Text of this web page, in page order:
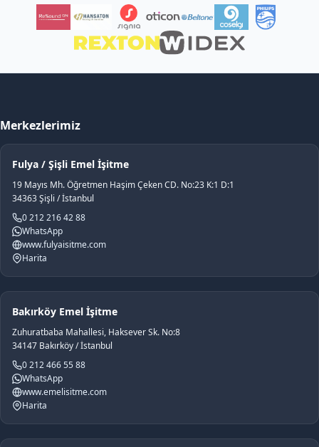
Merkezlerimiz
Fulya / Şişli Emel İşitme
19 Mayıs Mh. Öğretmen Haşim Çeken CD. No:23 K:1 D:1
34363 Şişli / İstanbul
0 212 216 42 88
WhatsApp
www.fulyaisitme.com
Harita
Bakırköy Emel İşitme
Zuhuratbaba Mahallesi, Haksever Sk. No:8
34147 Bakırköy / İstanbul
0 212 466 55 88
WhatsApp
www.emelisitme.com
Harita